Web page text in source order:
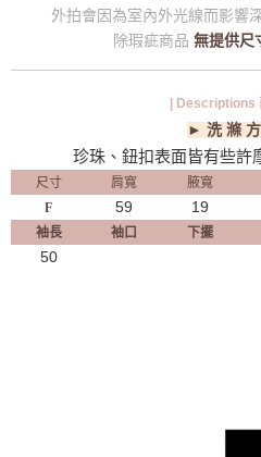
外拍會因為室內外光線而影響
除瑕疵商品 無提供尺
| Descriptions
► 洗 滌
珍珠、鈕扣表面皆有些許
尺寸 肩寬 腋寬
F
59 19
袖長
袖口 下擺
50